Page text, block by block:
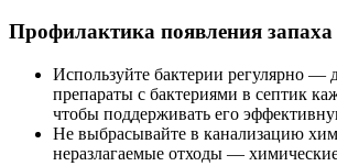
Профилактика появления запаха
Используйте бактерии регулярно —
препараты с бактериями в септик
чтобы поддерживать его
Не выбрасывайте в канализацию
неразлагаемые отходы —